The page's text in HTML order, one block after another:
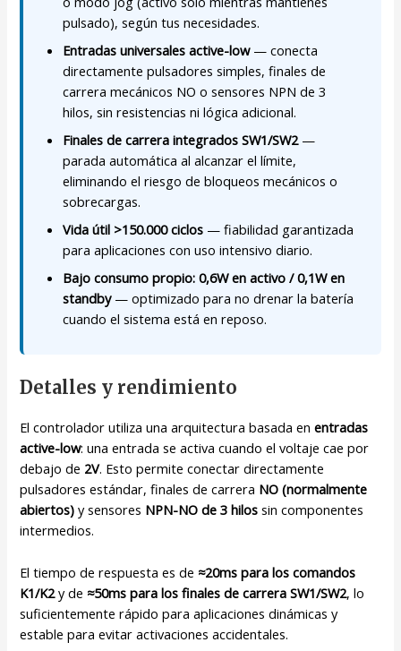
pulsado), según tus necesidades.
Entradas universales active-low— conecta
directamente pulsadores simples, finales de
carrera mecánicos NO o sensores NPN de 3
hilos, sin resistencias ni lógica adicional.
Finales de carrera integrados SW1/SW2—
parada automática al alcanzar el límite,
eliminando el riesgo de bloqueos mecánicos o
sobrecargas.
Vida útil >150.000 ciclos — fiabilidad garantizada
para aplicaciones con uso intensivo diario.
Bajo consumo propio: 0,6W en activo / 0,1W en
standby— optimizado para no drenar la batería
cuando el sistema está en reposo.
Detalles y rendimiento
El controlador utiliza una arquitectura basada enentradas
active-low: una entrada se activa cuando el voltaje cae por
debajo de 2V. Esto permite conectar directamente
pulsadores estándar, finales de carrera NO (normalmente
abiertos) y sensores NPN-NO de 3 hilos sin componentes
intermedios.
El tiempo de respuesta es de ≈20ms para los comandos
K1/K2y de ≈50ms para los finales de carrera SW1/SW2, lo
suficientemente rápido para aplicaciones dinámicas y
estable para evitar activaciones accidentales.